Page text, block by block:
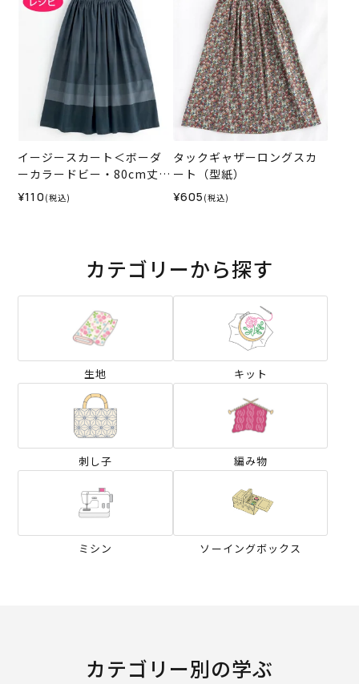
イージースカート＜ボーダ
ーカラードビー・80cm丈＞
（レシピ）
¥110 (税込)
タックギャザーロングスカ
ート（型紙）
¥605 (税込)
カテゴリーから探す
生地 キット
刺し子 編み物
ミシン ソーイングボックス
カテゴリー別の学ぶ